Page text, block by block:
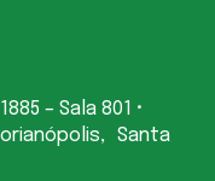
– Sala 801 •
Santa